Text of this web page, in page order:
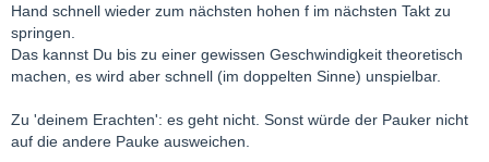
Hand schnell wieder zum nächsten hohen f im nächsten Takt zu
springen.
Das kannst Du bis zu einer gewissen Geschwindigkeit theoretisch
machen, es wird aber schnell (im doppelten Sinne) unspielbar.
Zu 'deinem Erachten': es geht nicht. Sonst würde der Pauker nicht
auf die andere Pauke ausweichen.